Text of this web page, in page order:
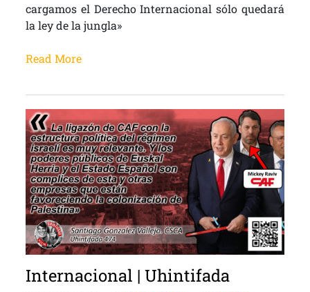
cargamos el Derecho Internacional sólo quedará
la ley de la jungla»
Read More
Internacional | Uhintifada